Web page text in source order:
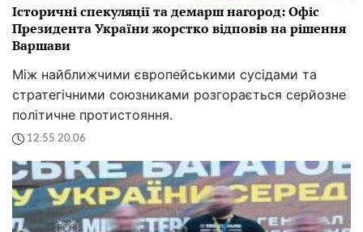
Історичні спекуляції та демарш нагород: Офіс
Президента України жорстко відповів на рішення
Варшави
Між найближчими європейськими сусідами та
стратегічними союзниками розгорається серйозне
політичне протистояння.
12:55 20.06